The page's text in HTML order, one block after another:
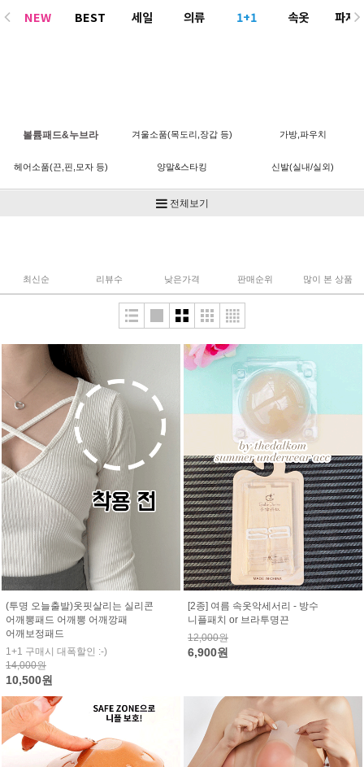
NEW BEST 세일 의류 1+1 속옷
파자
볼륨패드&누브라 겨울소품(목도리,장갑 등) 가방,파우치
헤어소품(끈,핀,모자 등) 양말&스타킹 신발(실내/실외)
전체보기
최신순 리뷰수 낮은가격 판매순위 많이 본 상품
(투명 오늘출발)옷핏살리는 실리콘
어깨뽕패드 어깨뽕 어깨깡패
어깨보정패드
1+1 구매시 대폭할인 :-)
14,000원
10,500원
[2종] 여름 속옷악세서리 - 방수
니플패치 or 브라투명끈
12,000원
6,900원